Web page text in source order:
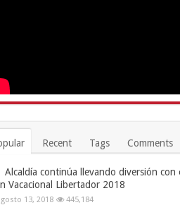
Recent Tags Comments
Alcaldía continúa llevando diversión con
Vacacional Libertador 2018
13, 2018 445,184